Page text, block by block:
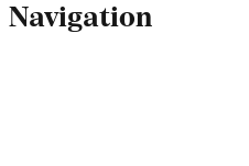
Navigation